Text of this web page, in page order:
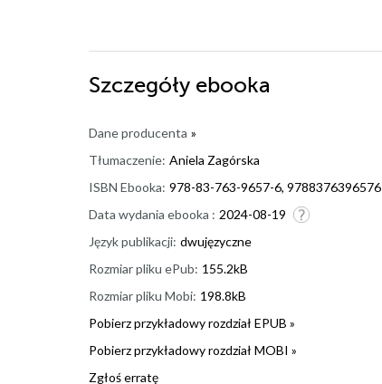
Szczegóły ebooka
Dane producenta »
Tłumaczenie: Aniela Zagórska
ISBN Ebooka: 978-83-763-9657-6, 9788376396576
Data wydania ebooka : 2024-08-19
Język publikacji: dwujęzyczne
Rozmiar pliku ePub: 155.2kB
Rozmiar pliku Mobi: 198.8kB
Pobierz przykładowy rozdział EPUB »
Pobierz przykładowy rozdział MOBI »
Zgłoś erratę